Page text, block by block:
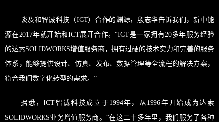
谈及和智诚科技（ICT）合作的渊源，殷志华告诉我们，新中能
源在2017年就开始和ICT展开合作。“ICT是一家拥有20多年服务经验
的达索SOLIDWORKS增值服务商，拥有过硬的技术实力和完善的服务
体系，能够提供设计、仿真、发布、数据管理等全流程的解决方案，
符合我们数字化转型的需求。”
据悉，ICT智诚科技成立于1994年，从1996年开始成为达索
SOLIDWORKS业务增值服务商。“在这二十多年里，我们服务了各种